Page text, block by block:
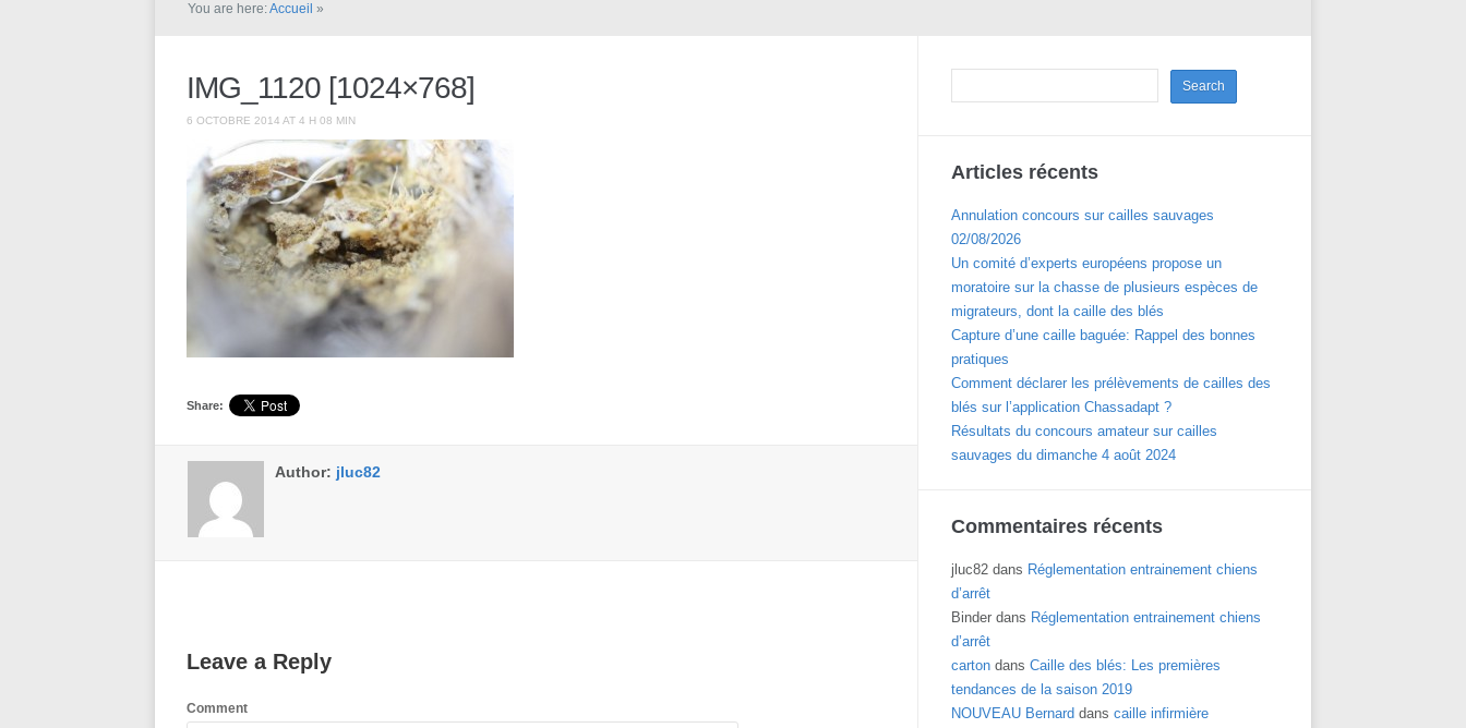
You are here:Accueil »
IMG_1120 [1024×768]
6 OCTOBRE 2014 AT 4 H 08 MIN
Share:
Author: jluc82
Leave a Reply
Comment
Articles récents
Annulation concours sur cailles sauvages
02/08/2026
Un comité d’experts européens propose un
moratoire sur la chasse de plusieurs espèces de
migrateurs, dont la caille des blés
Capture d’une caille baguée: Rappel des bonnes
pratiques
Comment déclarer les prélèvements de cailles des
blés sur l’application Chassadapt ?
Résultats du concours amateur sur cailles
sauvages du dimanche 4 août 2024
Commentaires récents
jluc82 dans Réglementation entrainement chiens
d’arrêt
Binder dans Réglementation entrainement chiens
d’arrêt
carton dans Caille des blés: Les premières
tendances de la saison 2019
NOUVEAU Bernard dans caille infirmière